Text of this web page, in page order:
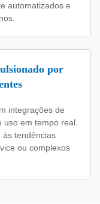
automatizados e
por
integrações de
em tempo real.
às tendências
ou complexos